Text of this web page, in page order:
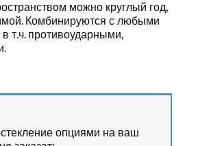
можно круглый год,
Комбинируются с любыми
в т.ч. противоударными,
опциями на ваш